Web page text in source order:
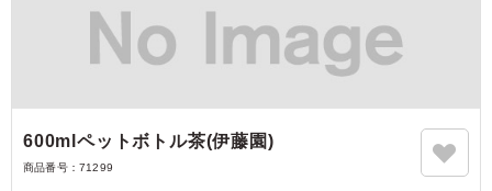
600mlペットボトル茶(伊藤園)
商品番号： 71299